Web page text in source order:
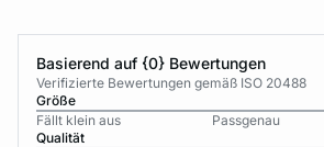
Basierend auf {0} Bewertungen
Verifizierte Bewertungen gemäß ISO 20488
Größe
Fällt klein aus
Passgenau
Qualität